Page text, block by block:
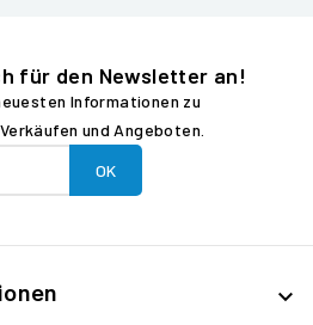
für den Newsletter an!
Informationen zu
und Angeboten.
